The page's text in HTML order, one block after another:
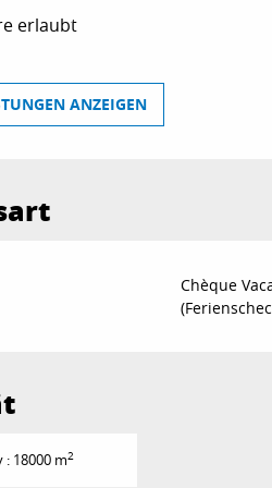
erlaubt
ANZEIGEN
Chèque
: 18000 m2